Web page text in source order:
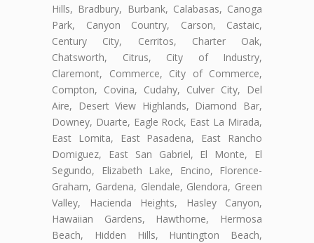
Hills, Bradbury, Burbank, Calabasas, Canoga
Park, Canyon Country, Carson, Castaic,
Century City, Cerritos, Charter Oak,
Chatsworth, Citrus, City of Industry,
Claremont, Commerce, City of Commerce,
Compton, Covina, Cudahy, Culver City, Del
Aire, Desert View Highlands, Diamond Bar,
Downey, Duarte, Eagle Rock, East La Mirada,
East Lomita, East Pasadena, East Rancho
Domiguez, East San Gabriel, El Monte, El
Segundo, Elizabeth Lake, Encino, Florence-
Graham, Gardena, Glendale, Glendora, Green
Valley, Hacienda Heights, Hasley Canyon,
Hawaiian Gardens, Hawthorne, Hermosa
Beach, Hidden Hills, Huntington Beach,